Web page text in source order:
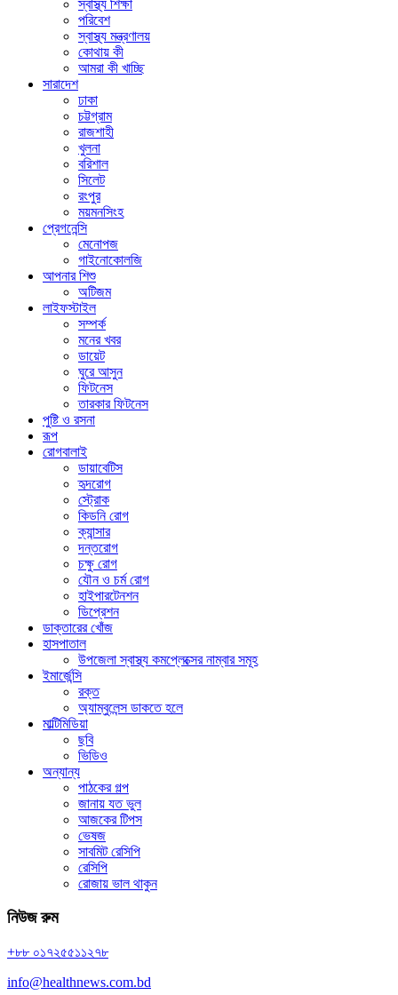
স্বাস্থ্য শিক্ষা
পরিবেশ
স্বাস্থ্য মন্ত্রণালয়
কোথায় কী
আমরা কী খাচ্ছি
সারাদেশ
ঢাকা
চট্টগ্রাম
রাজশাহী
খুলনা
বরিশাল
সিলেট
রংপুর
ময়মনসিংহ
প্রেগনেন্সি
মেনোপজ
গাইনোকোলজি
আপনার শিশু
অটিজম
লাইফস্টাইল
সম্পর্ক
মনের খবর
ডায়েট
ঘুরে আসুন
ফিটনেস
তারকার ফিটনেস
পুষ্টি ও রসনা
রূপ
রোগবালাই
ডায়াবেটিস
হৃদরোগ
স্ট্রোক
কিডনি রোগ
ক্যান্সার
দন্তরোগ
চক্ষু রোগ
যৌন ও চর্ম রোগ
হাইপারটেনশন
ডিপ্রেশন
ডাক্তারের খোঁজ
হাসপাতাল
উপজেলা স্বাস্থ্য কমপ্লেক্সের নাম্বার সমূহ
ইমার্জেন্সি
রক্ত
অ্যাম্বুলেন্স ডাকতে হলে
মাল্টিমিডিয়া
ছবি
ভিডিও
অন্যান্য
পাঠকের গল্প
জানায় যত ভুল
আজকের টিপস
ভেষজ
সাবমিট রেসিপি
রেসিপি
রোজায় ভাল থাকুন
নিউজ রুম
+৮৮ ০১৭২৫৫১১২৭৮
info@healthnews.com.bd